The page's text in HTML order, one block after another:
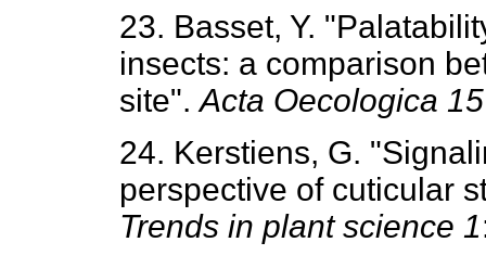
23. Basset, Y.
insects: a comparison
site".Acta Oecologica 15
24. Kerstiens, G.
perspective of cuticular
Trends in plant science 1